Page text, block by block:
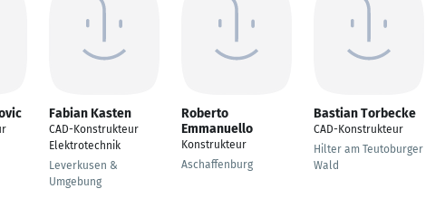
Fabian Kasten
CAD-Konstrukteur
Elektrotechnik
Leverkusen &
Umgebung
Roberto
Emmanuello
Konstrukteur
Aschaffenburg
Bastian Torbecke
CAD-Konstrukteur
Hilter am Teutoburger
Wald